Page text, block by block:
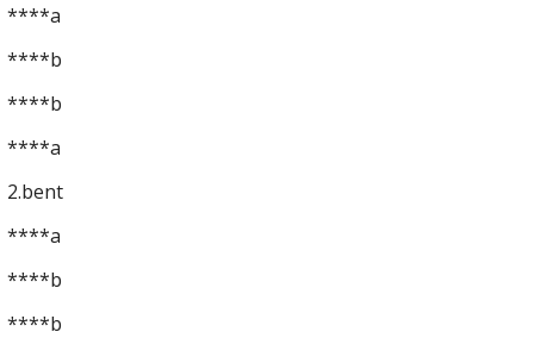
****a
****b
****b
****a
2.bent
****a
****b
****b